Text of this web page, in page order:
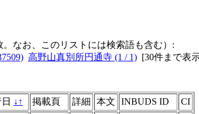
なお、このリストには検索語も含む）:
高野山真別所円通寺 (1 / 1) [30件まで表
↓ ↑ 掲載頁 詳細 本文 INBUDS ID
CI